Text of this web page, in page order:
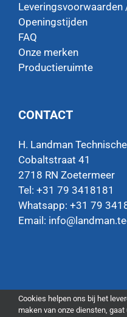
Leveringsvoorwaarden
Openingstijden
FAQ
Onze merken
Productieruimte
CONTACT
H. Landman
Cobaltstraat 41
2718 RN Zoetermeer
Tel: +31 79 3418181
Whatsapp: +31 79
Email:
Cookies helpen ons bij het
maken van onze diensten,